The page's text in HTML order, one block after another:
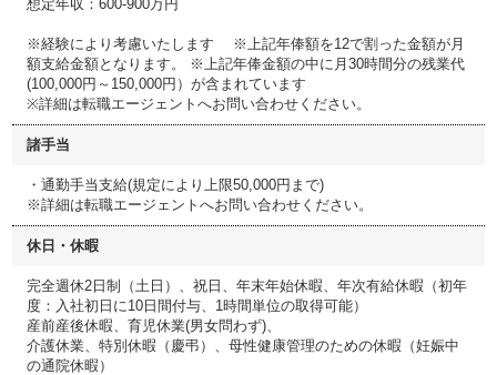
想定年収：600-900万円
※経験により考慮いたします ※上記年俸額を12で割った金額が月
額支給金額となります。 ※上記年俸金額の中に月30時間分の残業代
(100,000円～150,000円）が含まれています
※詳細は転職エージェントへお問い合わせください。
諸手当
・通勤手当支給(規定により上限50,000円まで)
※詳細は転職エージェントへお問い合わせください。
休日・休暇
完全週休2日制（土日）、祝日、年末年始休暇、年次有給休暇（初年
度：入社初日に10日間付与、1時間単位の取得可能）
産前産後休暇、育児休業(男女問わず)、
介護休業、特別休暇（慶弔）、母性健康管理のための休暇（妊娠中
の通院休暇）